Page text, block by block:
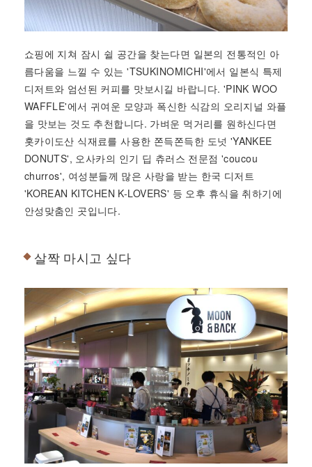
쇼핑에 지쳐 잠시 쉴 공간을 찾는다면 일본의 전통적인 아
름다움을 느낄 수 있는 'TSUKINOMICHI'에서 일본식 특제
디저트와 엄선된 커피를 맛보시길 바랍니다. 'PINK WOO
WAFFLE'에서 귀여운 모양과 폭신한 식감의 오리지널 와플
을 맛보는 것도 추천합니다. 가벼운 먹거리를 원하신다면
홋카이도산 식재료를 사용한 쫀득쫀득한 도넛 'YANKEE
DONUTS', 오사카의 인기 딥 츄러스 전문점 'coucou
churros', 여성분들께 많은 사랑을 받는 한국 디저트
'KOREAN KITCHEN K-LOVERS' 등 오후 휴식을 취하기에
안성맞춤인 곳입니다.
살짝 마시고 싶다